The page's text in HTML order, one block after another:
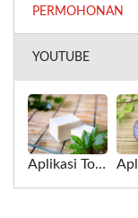
PERMOHONAN
YOUTUBE
Aplikasi Tofu untuk Mesin Pasteur dan Penyejuk